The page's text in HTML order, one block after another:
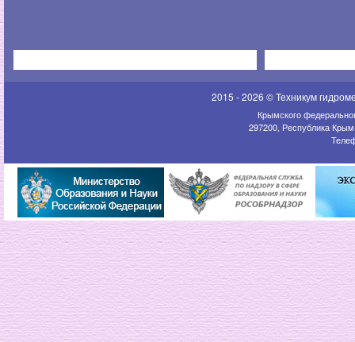
2015 - 2026 © Техникум
Крымского
297200, Республика